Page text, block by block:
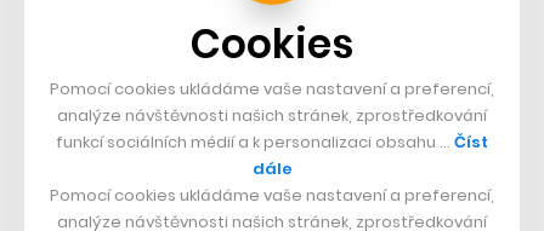
Do celé mánie okolo NFTs se angažují také influenceři
a youtubeři, což na českém trhu potvrzuje Petr Mára. K
němu se ale dostaneme později. Nejprve zmiňme
amerického podcastera a youtubera Logana Paula, který
před pár měsíci propadl kouzlu sbírání kartiček s
Cookies
Pomocí cookies ukládáme vaše nastavení a preferencí,
analýze návštěvnosti našich stránek, zprostředkování
funkcí sociálních médií a k personalizaci obsahu … Číst
dále
Pomocí cookies ukládáme vaše nastavení a preferencí,
analýze návštěvnosti našich stránek, zprostředkování